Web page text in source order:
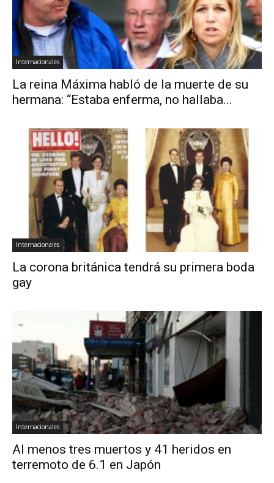
Internacionales
La reina Máxima habló de la muerte de su
hermana: “Estaba enferma, no hallaba...
Internacionales
La corona británica tendrá su primera boda
gay
Internacionales
Al menos tres muertos y 41 heridos en
terremoto de 6.1 en Japón